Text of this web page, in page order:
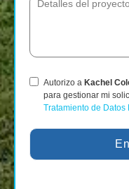
Autorizo a Kachel
para gestionar mi
Tratamiento de Datos